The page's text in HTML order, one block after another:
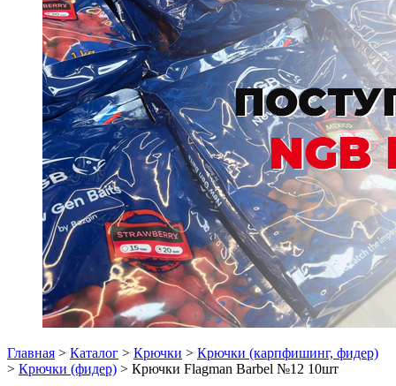
Главная > Каталог > Крючки > Крючки (карпфишинг, фидер)
> Крючки (фидер) > Крючки Flagman Barbel №12 10шт